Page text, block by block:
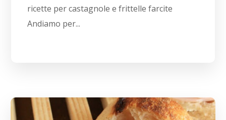
ricette per castagnole e frittelle farcite
Andiamo per...